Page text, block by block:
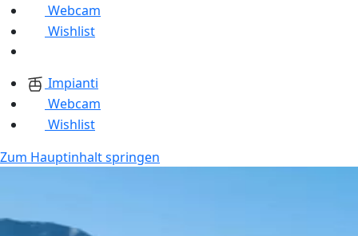
Webcam
Wishlist
Impianti
Webcam
Wishlist
Zum Hauptinhalt springen